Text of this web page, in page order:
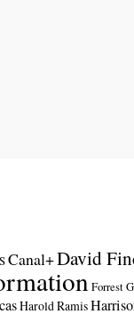
Canal+David
Forrest
Harold Ramis